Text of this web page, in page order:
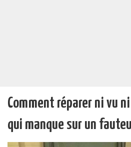
Comment réparer ni vu
qui manque sur un